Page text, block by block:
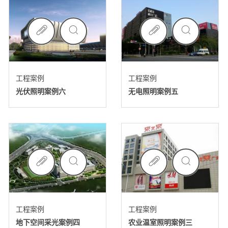
工程案例
光伏照明案例六
工程案例
无电照明案例五
工程案例
地下空间采光案例四
工程案例
农业温室照明案例三